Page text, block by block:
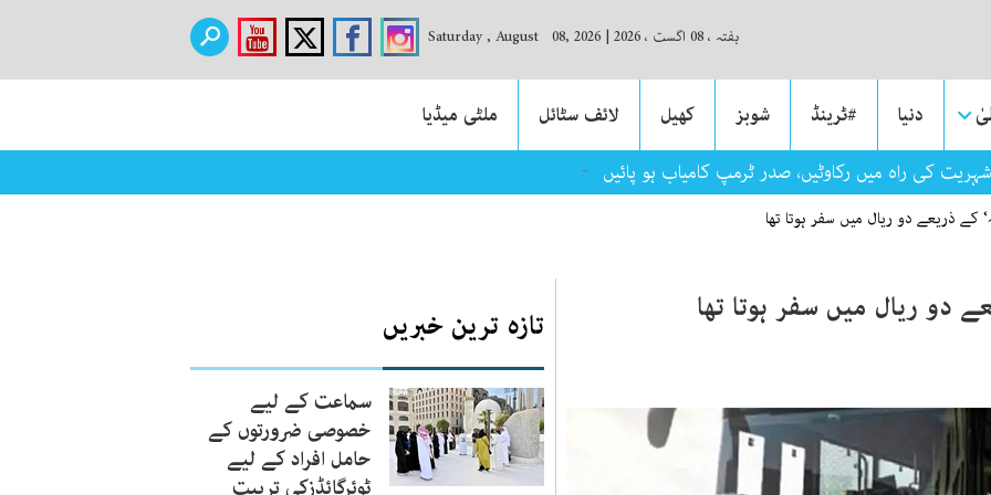
ہفتہ ، 08 اگست ، 2026 |
Saturday , August 08, 2026
دنیا #ٹرینڈ شوبز کھیل لائف سٹائل
ملٹی میڈیا
کی راہ میں رکاوٹیں، صدر ٹرمپ کامیاب ہو پائیں گے؟
ذریعے دو ریال میں سفر ہوتا تھا
دو ریال میں سفر ہوتا تھا تازہ ترین خبریں
سماعت کے لیے
خصوصی ضرورتوں کے
حامل افراد کے لیے
ٹوئرگائڈزکی تربیت